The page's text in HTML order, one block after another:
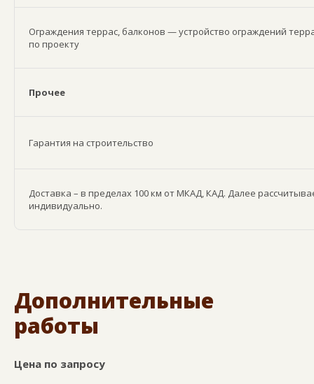
Ограждения террас, балконов — устройство ограждений
по проекту
Прочее
Гарантия на строительство
Доставка – в пределах 100 км от МКАД, КАД. Далее
индивидуально.
Дополнительные
работы
Цена по запросу